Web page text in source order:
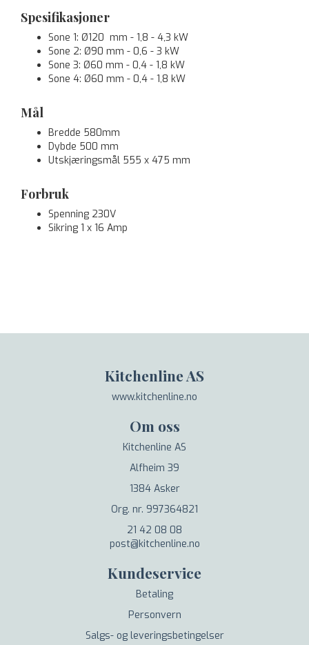
Spesifikasjoner
Sone 1: Ø120 mm - 1,8 - 4,3 kW
Sone 2: Ø90 mm - 0,6 - 3 kW
Sone 3: Ø60 mm - 0,4 - 1,8 kW
Sone 4: Ø60 mm - 0,4 - 1,8 kW
Mål
Bredde 580mm
Dybde 500 mm
Utskjæringsmål 555 x 475 mm
Forbruk
Spenning 230V
Sikring 1 x 16 Amp
Kitchenline AS
www.kitchenline.no
Om oss
Kitchenline AS
Alfheim 39
1384 Asker
Org. nr. 997364821
21 42 08 08
post@kitchenline.no
Kundeservice
Betaling
Personvern
Salgs- og leveringsbetingelser